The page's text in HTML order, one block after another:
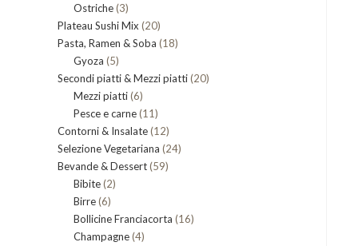
Gluten Free
Novità
Piccante
Senza lattosio
Ostriche 33
prodotti
Plateau Sushi Mix 2020
prodotti
Pasta, Ramen & Soba 1818
Gyoza 55
prodotti
Secondi piatti & Mezzi piatti 2020
Mezzi piatti 66
prodotti
Pesce e carne 1111
prodotti
Contorni & Insalate 1212
prodotti
Selezione Vegetariana 2424
Bevande & Dessert 5959
Bibite 22
Birre 66
prodotti
Bollicine Franciacorta 1616
Champagne 44